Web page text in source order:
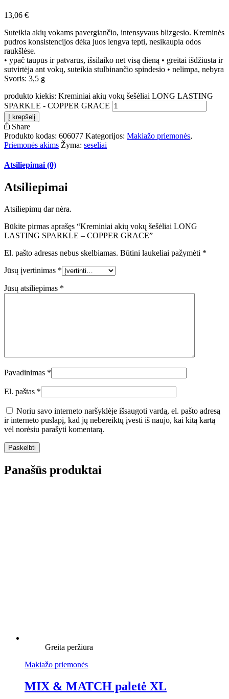
13,06 €
Suteikia akių vokams pavergiančio, intensyvaus blizgesio. Kreminės
pudros konsistencijos dėka juos lengva tepti, nesikaupia odos
raukšlėse.
• ypač taupūs ir patvarūs, išsilaiko net visą dieną • greitai išdžiūsta ir
sutvirtėja ant vokų, suteikia stulbinančio spindesio • nelimpa, nebyra
Svoris: 3,5 g
produkto kiekis: Kreminiai akių vokų šešėliai LONG LASTING
SPARKLE - COPPER GRACE
Į krepšelį
Share
Produkto kodas: 606077 Kategorijos: Makiažo priemonės,
Priemonės akims Žyma: seseliai
Atsiliepimai (0)
Atsiliepimai
Atsiliepimų dar nėra.
Būkite pirmas aprašęs “Kreminiai akių vokų šešėliai LONG
LASTING SPARKLE – COPPER GRACE”
El. pašto adresas nebus skelbiamas. Būtini laukeliai pažymėti *
Jūsų įvertinimas *
Jūsų atsiliepimas *
Pavadinimas *
El. paštas *
Noriu savo interneto naršyklėje išsaugoti vardą, el. pašto adresą
ir interneto puslapį, kad jų nebereiktų įvesti iš naujo, kai kitą kartą
vėl norėsiu parašyti komentarą.
Panašūs produktai
Greita peržiūra
Makiažo priemonės
MIX & MATCH paletė XL